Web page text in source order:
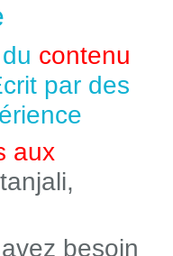
contenu
par des
aux
besoin